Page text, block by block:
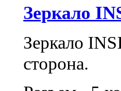
Зеркало
Зеркало
сторона.